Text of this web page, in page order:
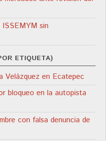
sin
ETIQUETA)
Velázquez en Ecatepec
bloqueo en la autopista
con falsa denuncia de